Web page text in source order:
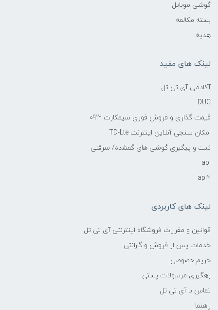
گوشی موبایل
بسته مکالمه
هدیه
لینک های مفید
آکادمی آی تی تل
DUC
قیمت گذاری و فروش فوری سیمکارت 0912
امکان سنجی آنلاین اینترنت TD-Lte
ثبت و پیگیری گوشی های گمشده/ سرقتی
api
api2
لینک های کاربردی
قوانین و مقررات فروشگاه اینترنتی آی تی تل
خدمات پس از فروش و گارانتی
حریم خصوصی
رهگیری مرسولات پستی
تماس با آی تی تل
راهنما